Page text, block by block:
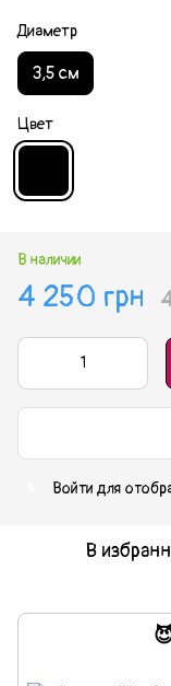
Диаметр
3,5 см
Цвет
В наличии
4 250 грн
Войти для
В